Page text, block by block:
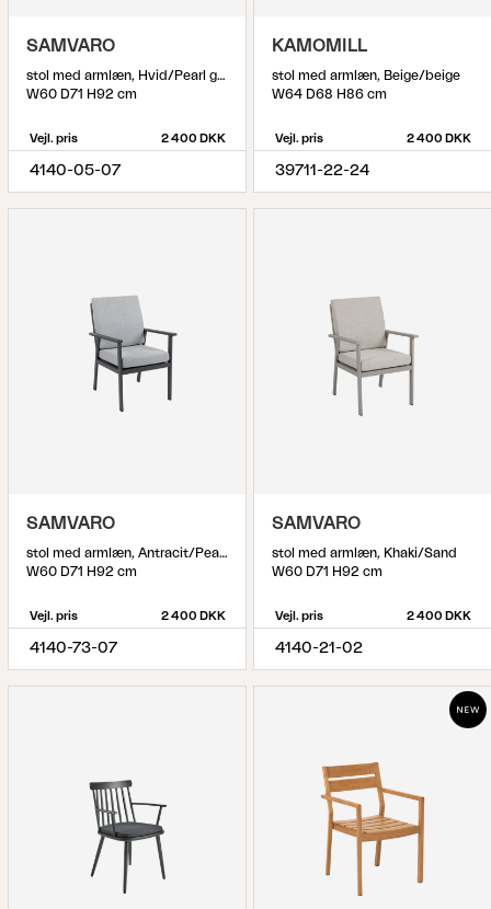
SAMVARO
stol med armlæn, Hvid/Pearl grey
W60 D71 H92 cm
Vejl. pris 2 400 DKK
4140-05-07
KAMOMILL
stol med armlæn, Beige/beige
W64 D68 H86 cm
Vejl. pris 2 400 DKK
39711-22-24
SAMVARO
stol med armlæn, Antracit/Pearl grey
W60 D71 H92 cm
Vejl. pris 2 400 DKK
4140-73-07
SAMVARO
stol med armlæn, Khaki/Sand
W60 D71 H92 cm
Vejl. pris 2 400 DKK
4140-21-02